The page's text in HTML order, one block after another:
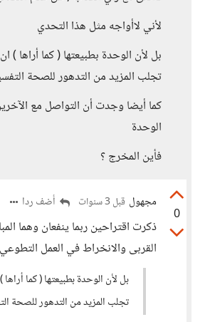
لأني لاأواجه مثل هذا التحدي
بل لأن الوحدة بطبيعتها ( كما أراها
تجلب المزيد من التدهور للصحة
كما أيضا وجدت أن التواصل مع
الوحدة
فأين المخرج ؟
0
مجهول قبل 3 سنوات أضف ردا
ذكرت اقتراحين ربما ينفعان وهما
القربى والانخراط في العمل
بل لأن الوحدة بطبيعتها ( كما
تجلب المزيد من التدهور للصحة